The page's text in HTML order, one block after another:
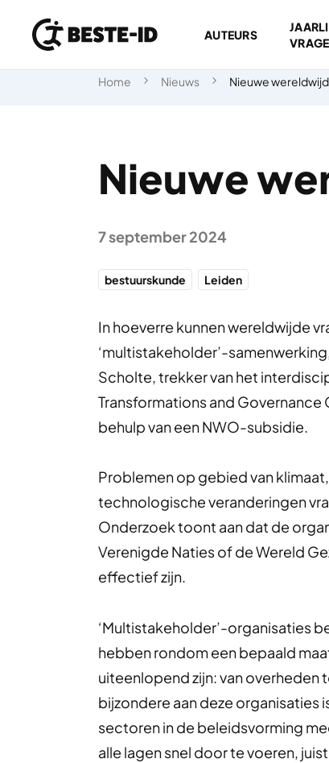
Ga naar inhoud
AUTEURS
Home Nieuws Nieuwe
Nieuwe
7 september 2024
bestuurskunde Leiden
In hoeverre kunnen wereldwijde
‘multistakeholder’-
Scholte, trekker van het
Transformations and Governance
behulp van een NWO-subsidie.
Problemen op gebied van
technologische veranderingen
Onderzoek toont aan dat de
Verenigde Naties of de Wereld
effectief zijn.
‘Multistakeholder’-organisaties
hebben rondom een bepaald
uiteenlopend zijn: van
bijzondere aan deze organisaties
sectoren in de beleidsvorming
alle lagen snel door te voeren,